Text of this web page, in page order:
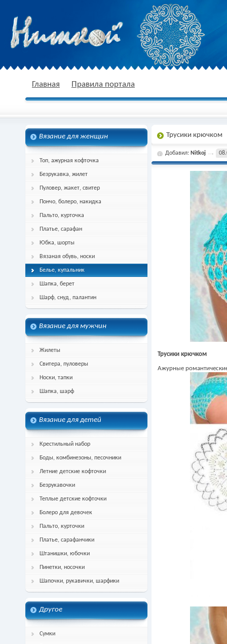
спицами, схема и описание
Главная Правила портала
Вязание для женщин
Топ, ажурная кофточка
Безрукавка, жилет
Пуловер, жакет, свитер
Пончо, болеро, накидка
Пальто, курточка
Платье, сарафан
Юбка, шорты
Вязаная обувь, носки
Белье, купальник
Шапка, берет
Шарф, снуд, палантин
Вязание для мужчин
Жилеты
Свитера, пуловеры
Носки, тапки
Шапка, шарф
Вязание для детей
Крестильный набор
Боды, комбинезоны, песочники
Летние детские кофточки
Безрукавочки
Теплые детские кофточки
Болеро для девочек
Пальто, курточки
Платье, сарафанчики
Штанишки, юбочки
Пинетки, носочки
Шапочки, рукавички, шарфики
Другое
Сумки
Трусики крючком
Добавил: Nitkoj
Трусики крючком
Ажурные